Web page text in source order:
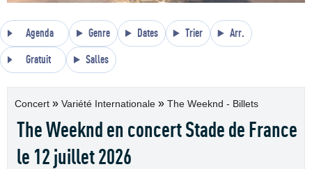
Agenda Genre Dates Trier Arr.
Gratuit Salles
Concert » Variété Internationale » The Weeknd - Billets
The Weeknd en concert Stade de France
le 12 juillet 2026